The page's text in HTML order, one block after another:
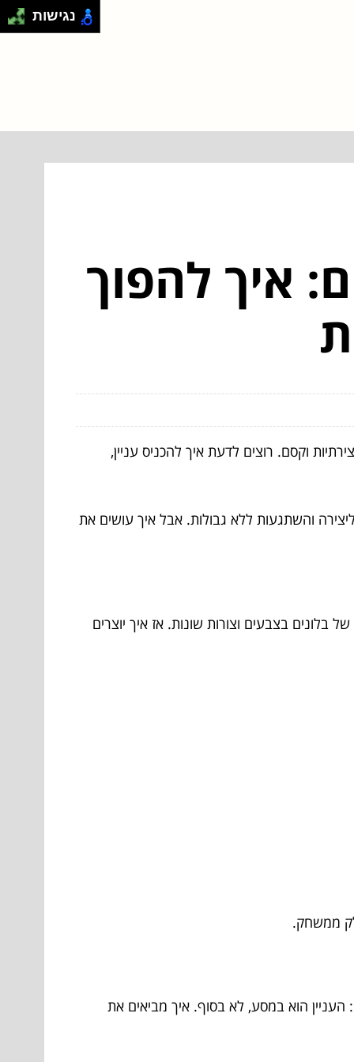
איך להפוך
וקסם. רוצים לדעת איך להכניס עניין,
והשתגעות ללא גבולות. אבל איך עושים את
בצבעים וצורות שונות. אז איך יוצרים
ממשחק.
העניין הוא במסע, לא בסוף. איך מביאים את
נגישות